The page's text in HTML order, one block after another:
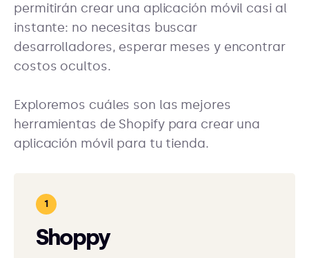
permitirán crear una aplicación móvil casi al
instante: no necesitas buscar
desarrolladores, esperar meses y encontrar
costos ocultos.
Exploremos cuáles son las mejores
herramientas de Shopify para crear una
aplicación móvil para tu tienda.
Shoppy